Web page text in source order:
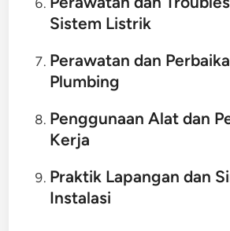
Sistem Listrik
Perawatan dan
Plumbing
Penggunaan Alat dan
Kerja
Praktik Lapangan dan
Instalasi